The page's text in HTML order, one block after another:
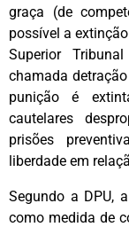
graça (de
possível a
Superior
chamada
punição é
cautelares
prisões
liberdade em
Segundo a DPU,
como medida de